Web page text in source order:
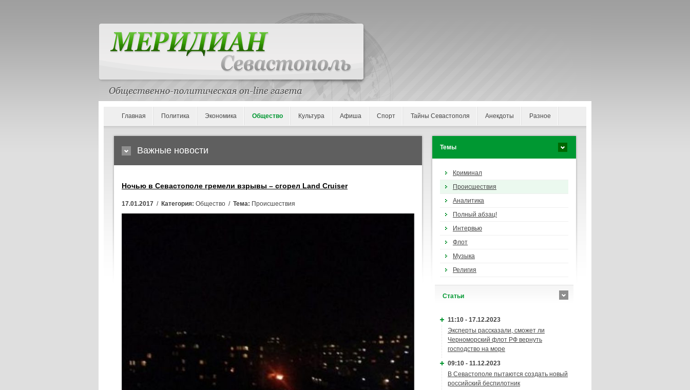
Главная Политика Экономика Общество Культура Афиша Спорт Тайны Севастополя Анекдоты Разное
Важные новости
Ночью в Севастополе гремели взрывы – сгорел Land Cruiser
17.01.2017 / Категория: Общество / Тема: Происшествия
Темы
Криминал
Происшествия
Аналитика
Полный абзац!
Интервью
Флот
Музыка
Религия
Cтатьи
11:10 - 17.12.2023
Эксперты рассказали, сможет ли
Черноморский флот РФ вернуть
господство на море
09:10 - 11.12.2023
В Севастополе пытаются создать новый
российский беспилотник